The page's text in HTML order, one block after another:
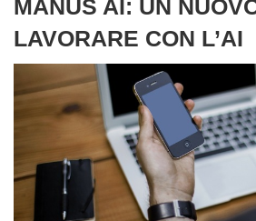
MANUS AI: UN
LAVORARE CON L’AI